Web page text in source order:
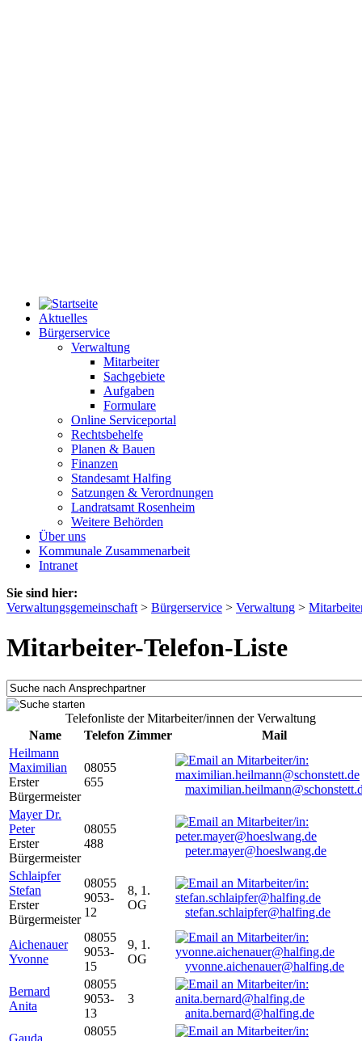
Aktuelles
Bürgerservice
Verwaltung
Mitarbeiter
Sachgebiete
Aufgaben
Formulare
Online Serviceportal
Rechtsbehelfe
Planen & Bauen
Finanzen
Standesamt Halfing
Satzungen & Verordnungen
Landratsamt Rosenheim
Weitere Behörden
Über uns
Kommunale Zusammenarbeit
Intranet
Sie sind hier:
Verwaltungsgemeinschaft > Bürgerservice > Verwaltung >
Mitarbeiter-Telefon-Liste
Telefonliste der Mitarbeiter/innen der Verwaltung
Name
Telefon Zimmer
Mail
Heilmann
Maximilian
Erster
Bürgermeister
08055
655
Mayer Dr.
Peter
Erster
Bürgermeister
08055
488
peter.mayer@hoeslwang.de
Schlaipfer
Stefan
Erster
Bürgermeister
08055
9053-
12
8, 1.
OG
stefan.schlaipfer@halfing.de
Aichenauer
Yvonne
08055
9053-
15
9, 1.
OG
yvonne.aichenauer@halfing.de
Bernard
Anita
08055
9053-
13
3
anita.bernard@halfing.de
Gauda
08055